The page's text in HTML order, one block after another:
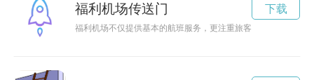
福利机场传送门
福利机场不仅提供基本的航班服务，更注重旅客的舒适体验，
下载